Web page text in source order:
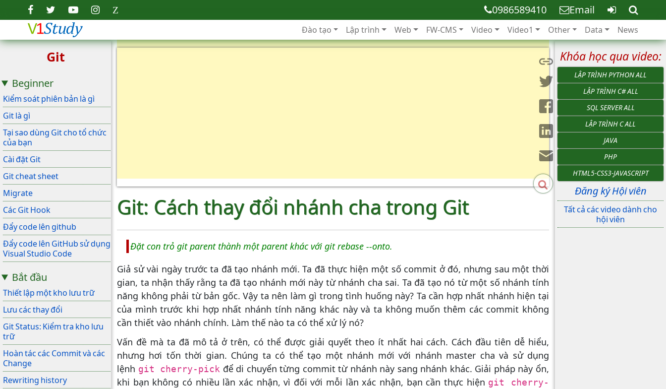
0986589410 Email
Đào tạo Lập trình Web FW-CMS Video Video1 Other Data News
Git
Beginner
Kiểm soát phiên bản là gì
Git là gì
Tại sao dùng Git cho tổ chức
của bạn
Cài đặt Git
Git cheat sheet
Migrate
Các Git Hook
Đẩy code lên github
Đẩy code lên GitHub sử dụng
Visual Studio Code
Bắt đầu
Thiết lập một kho lưu trữ
Lưu các thay đổi
Git Status: Kiểm tra kho lưu
trữ
Hoàn tác các Commit và các
Change
Rewriting history
Git: Cách thay đổi nhánh cha trong Git
Đặt con trỏ git parent thành một parent khác với git rebase --onto.
Giả sử vài ngày trước ta đã tạo nhánh mới. Ta đã thực hiện một số commit ở đó, nhưng sau một thời
gian, ta nhận thấy rằng ta đã tạo nhánh mới này từ nhánh cha sai. Ta đã tạo nó từ một số nhánh tính
năng không phải từ bản gốc. Vậy ta nên làm gì trong tình huống này? Ta cần hợp nhất nhánh hiện tại
của mình trước khi hợp nhất nhánh tính năng khác này và ta không muốn thêm các commit không
cần thiết vào nhánh chính. Làm thế nào ta có thể xử lý nó?
Vấn đề mà ta đã mô tả ở trên, có thể được giải quyết theo ít nhất hai cách. Cách đầu tiên dễ hiểu,
nhưng hơi tốn thời gian. Chúng ta có thể tạo một nhánh mới với nhánh master cha và sử dụng
lệnh git cherry-pick để di chuyển từng commit từ nhánh này sang nhánh khác. Giải pháp này ổn,
khi bạn không có nhiều lần xác nhận, vì đối với mỗi lần xác nhận, bạn cần thực hiện git cherry-
Khóa học qua video:
LẬP TRÌNH PYTHON ALL
LẬP TRÌNH C# ALL
SQL SERVER ALL
LẬP TRÌNH C ALL
JAVA
PHP
HTML5-CSS3-JAVASCRIPT
Đăng ký Hội viên
Tất cả các video dành cho
hội viên